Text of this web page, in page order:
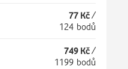
77 Kč/
124 bodů
749 Kč/
1199 bodů